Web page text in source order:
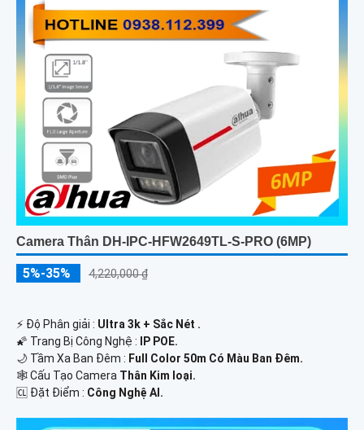
Camera Thân DH-IPC-HFW2649TL-S-PRO (6MP)
5%-35% 4,220,000 ₫
️⚡ Độ Phân giải : Ultra 3k + Sắc Nét .
🌠 Trang Bị Công Nghệ :
IP POE.
🌙 Tầm Xa Ban Đêm : Full Color 50m Có Màu Ban Ðêm.
🕸️ Cấu Tạo Camera Thân Kim loại.
️🆑 Đặt Điểm : Công Nghệ AI.